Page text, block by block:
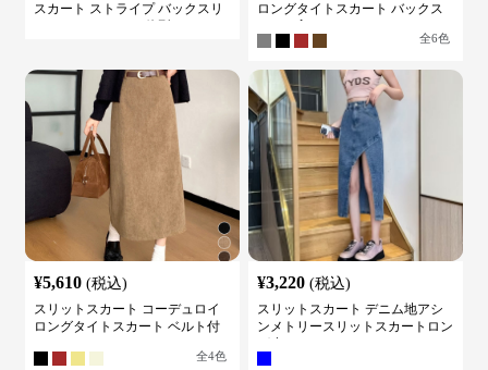
スカート ストライプ バックスリ
ロングタイトスカート バックス
全6色
¥5,610 (税込)
スリットスカート コーデュロイ
ロングタイトスカート ベルト付
全4色
¥3,220 (税込)
スリットスカート デニム地アシ
ンメトリースリットスカートロン